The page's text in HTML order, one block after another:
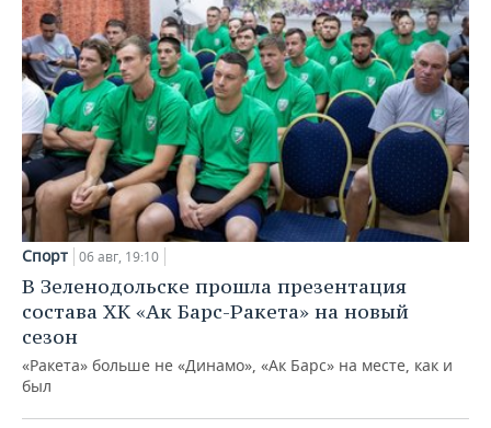
Спорт 06 авг, 19:10
В Зеленодольске прошла презентация
состава ХК «Ак Барс-Ракета» на новый
сезон
«Ракета» больше не «Динамо», «Ак Барс» на месте, как и
был